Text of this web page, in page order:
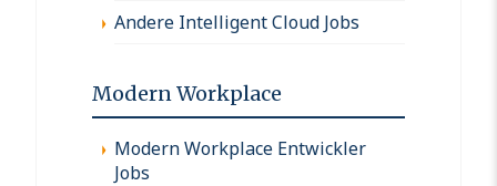
Andere Intelligent Cloud Jobs
Modern Workplace
Modern Workplace Entwickler
Jobs